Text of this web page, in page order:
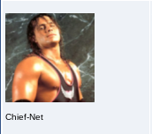
Chief-Net